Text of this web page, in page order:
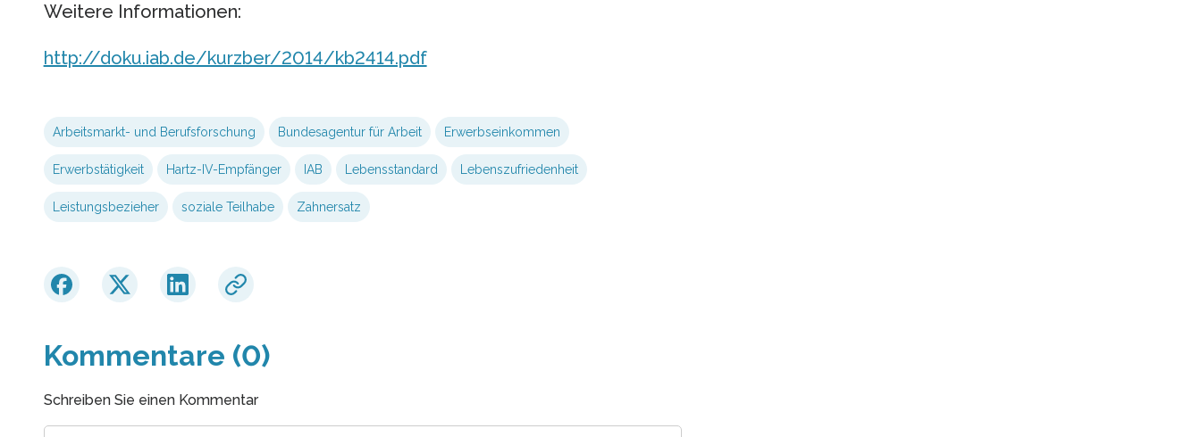
Weitere Informationen:
http://doku.iab.de/kurzber/2014/kb2414.pdf
Arbeitsmarkt- und Berufsforschung Bundesagentur für Arbeit Erwerbseinkommen
Erwerbstätigkeit Hartz-IV-Empfänger IAB Lebensstandard Lebenszufriedenheit
Leistungsbezieher soziale Teilhabe Zahnersatz
Kommentare (0)
Schreiben Sie einen Kommentar